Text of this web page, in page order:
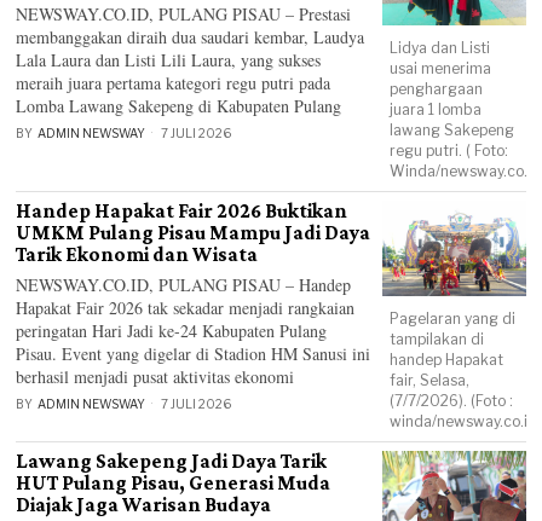
Lidya dan Listi
usai menerima
penghargaan
juara 1 lomba
lawang Sakepeng
regu putri. ( Foto:
Winda/
NEWSWAY.CO.ID, PULANG PISAU – Prestasi
membanggakan diraih dua saudari kembar, Laudya
Lala Laura dan Listi Lili Laura, yang sukses
meraih juara pertama kategori regu putri pada
Lomba Lawang Sakepeng di Kabupaten Pulang
BY ADMIN NEWSWAY 7 JULI 2026
Pagelaran yang di
tampilakan di
handep Hapakat
fair, Selasa,
(7/7/2026). (Foto :
winda/newsway.co.id)
Handep Hapakat Fair 2026 Buktikan
UMKM Pulang Pisau Mampu Jadi Daya
Tarik Ekonomi dan Wisata
NEWSWAY.CO.ID, PULANG PISAU – Handep
Hapakat Fair 2026 tak sekadar menjadi rangkaian
peringatan Hari Jadi ke-24 Kabupaten Pulang
Pisau. Event yang digelar di Stadion HM Sanusi ini
berhasil menjadi pusat aktivitas ekonomi
BY ADMIN NEWSWAY 7 JULI 2026
Lawang Sakepeng Jadi Daya Tarik
HUT Pulang Pisau, Generasi Muda
Diajak Jaga Warisan Budaya